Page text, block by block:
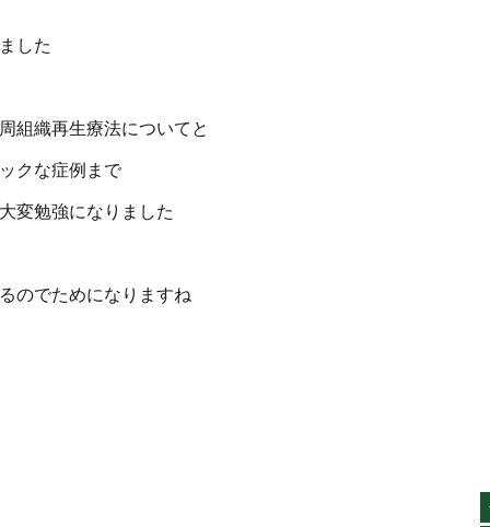
した
組織再生療法についてと
クな症例まで
変勉強になりました
のでためになりますね